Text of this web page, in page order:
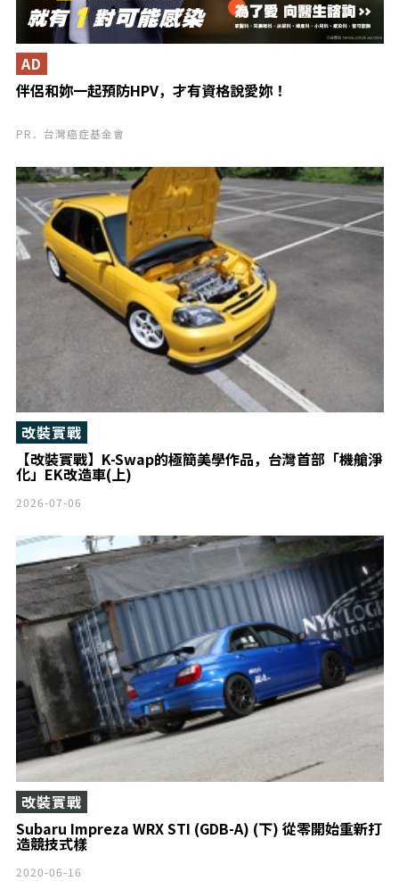
伴侶和妳一起預防HPV，才有資格說愛妳！
AD
PR．台灣癌症基金會
【改裝實戰】K-Swap的極簡美學作品，台灣首部「機艙淨
化」EK改造車(上)
改裝實戰
2026-07-06
Subaru Impreza WRX STI (GDB-A) (下) 從零開始重新打
造競技式樣
改裝實戰
2020-06-16